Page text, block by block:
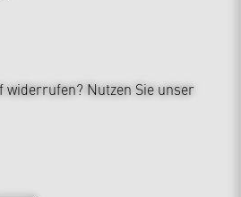
widerrufen? Nutzen Sie unser